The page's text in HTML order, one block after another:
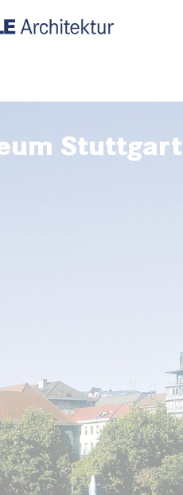
Stuttgart